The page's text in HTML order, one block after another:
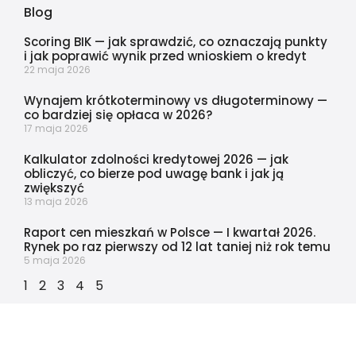
Blog
Scoring BIK — jak sprawdzić, co oznaczają punkty
i jak poprawić wynik przed wnioskiem o kredyt
22 maja 2026
Wynajem krótkoterminowy vs długoterminowy —
co bardziej się opłaca w 2026?
17 maja 2026
Kalkulator zdolności kredytowej 2026 — jak
obliczyć, co bierze pod uwagę bank i jak ją
zwiększyć
13 maja 2026
Raport cen mieszkań w Polsce — I kwartał 2026.
Rynek po raz pierwszy od 12 lat taniej niż rok temu
5 maja 2026
1 2 3 4 5